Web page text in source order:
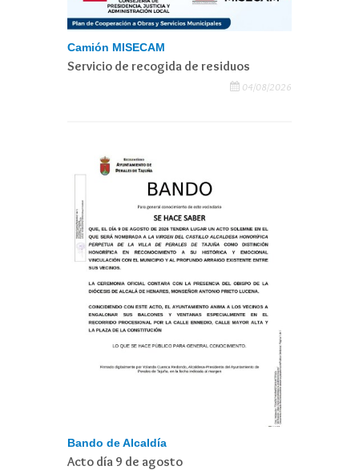
Camión MISECAM
Servicio de recogida de residuos
04/08/2026
Bando de Alcaldía
Acto día 9 de agosto